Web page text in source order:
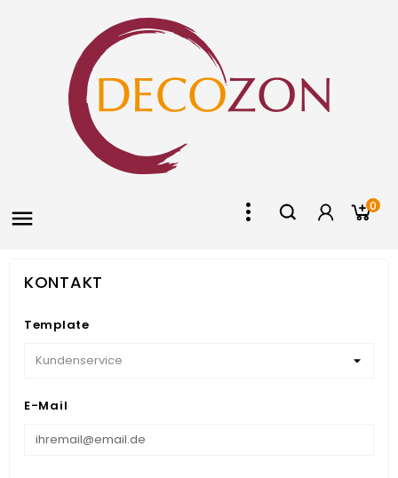
 0
KONTAKT
Template
E-Mail